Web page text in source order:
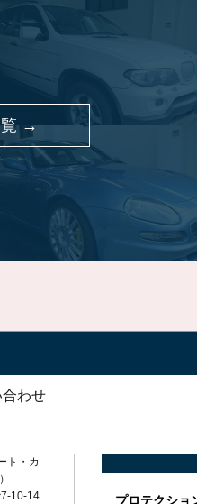
覧 →
合わせ
ト・カ
10-14
プロテクショ